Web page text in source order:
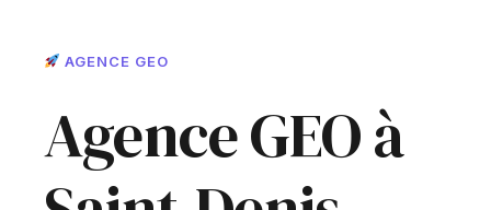
AGENCE GEO
Agence GEO à